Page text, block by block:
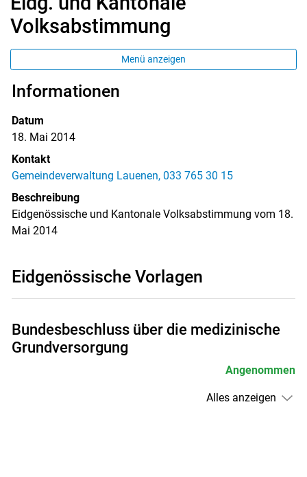
Volksabstimmung
Menü anzeigen
Informationen
Datum
18. Mai 2014
Kontakt
Gemeindeverwaltung Lauenen, 033 765 30 15
Beschreibung
Eidgenössische und Kantonale Volksabstimmung vom 18.
Mai 2014
Eidgenössische Vorlagen
Bundesbeschluss über die medizinische
Grundversorgung
Angenommen
Alles anzeigen